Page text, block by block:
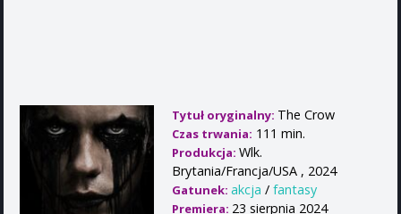
Tytuł oryginalny: The Crow
Czas trwania: 111 min.
Produkcja: Wlk.
Brytania/Francja/USA , 2024
Gatunek: akcja / fantasy
Premiera: 23 sierpnia 2024